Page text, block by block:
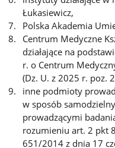
Łukasiewicz,
Polska Akademia
Centrum Medyczne
działające na
r. o Centrum
(Dz. U. z 2025 r. poz.
inne podmioty
w sposób
prowadzącymi
rozumieniu art. 2 pkt
651/2014 z dnia 17